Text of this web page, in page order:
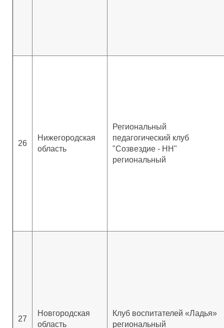
26
Нижегородская
область
Региональный
педагогический клуб
"Созвездие - НН"
региональный
27
Новгородская
область
Клуб воспитателей «Ладья»
региональный